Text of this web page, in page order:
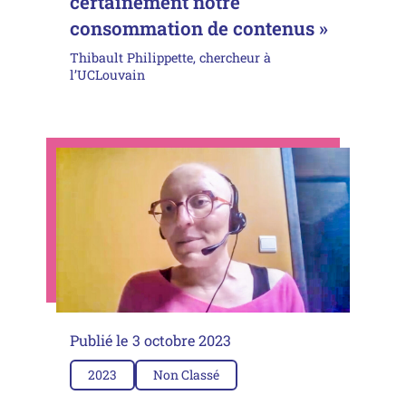
consommation de contenus »
Thibault Philippette, chercheur à
l’UCLouvain
Publié le 3 octobre 2023
2023 Non Classé